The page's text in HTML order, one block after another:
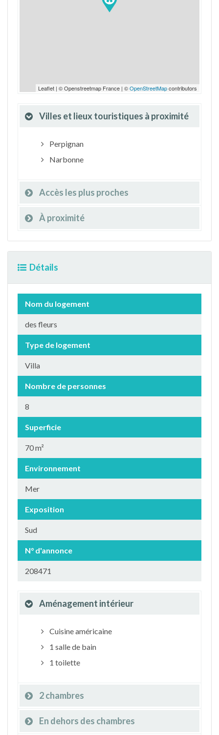
Leaflet | © Openstreetmap France | ©OpenStreetMapcontributors
Villes et lieux touristiques à proximité
Perpignan
Narbonne
Accès les plus proches
À proximité
Détails
Nom du logement
des fleurs
Type de logement
Villa
Nombre de personnes
8
Superficie
70 m²
Environnement
Mer
Exposition
Sud
N° d'annonce
208471
Aménagement intérieur
Cuisine américaine
1 salle de bain
1 toilette
2 chambres
En dehors des chambres